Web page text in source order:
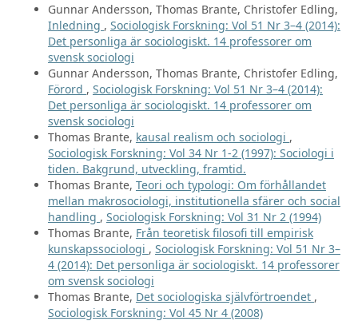
Gunnar Andersson, Thomas Brante, Christofer Edling,
Inledning , Sociologisk Forskning: Vol 51 Nr 3–4 (2014):
Det personliga är sociologiskt. 14 professorer om
svensk sociologi
Gunnar Andersson, Thomas Brante, Christofer Edling,
Förord , Sociologisk Forskning: Vol 51 Nr 3–4 (2014):
Det personliga är sociologiskt. 14 professorer om
svensk sociologi
Thomas Brante, kausal realism och sociologi ,
Sociologisk Forskning: Vol 34 Nr 1-2 (1997): Sociologi i
tiden. Bakgrund, utveckling, framtid.
Thomas Brante, Teori och typologi: Om förhållandet
mellan makrosociologi, institutionella sfärer och social
handling , Sociologisk Forskning: Vol 31 Nr 2 (1994)
Thomas Brante, Från teoretisk filosofi till empirisk
kunskapssociologi , Sociologisk Forskning: Vol 51 Nr 3–
4 (2014): Det personliga är sociologiskt. 14 professorer
om svensk sociologi
Thomas Brante, Det sociologiska självförtroendet ,
Sociologisk Forskning: Vol 45 Nr 4 (2008)